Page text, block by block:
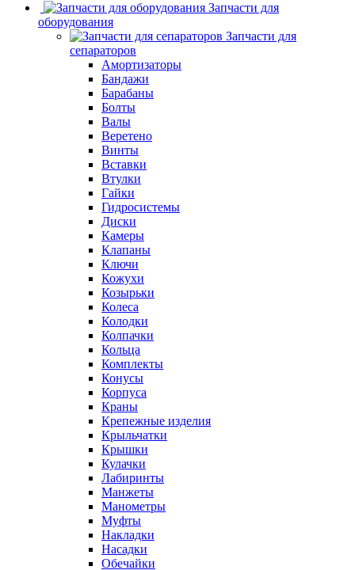
Запчасти для
оборудования
Запчасти для
сепараторов
Амортизаторы
Бандажи
Барабаны
Болты
Валы
Веретено
Винты
Вставки
Втулки
Гайки
Гидросистемы
Диски
Камеры
Клапаны
Ключи
Кожухи
Козырьки
Колеса
Колодки
Колпачки
Кольца
Комплекты
Конусы
Корпуса
Краны
Крепежные изделия
Крыльчатки
Крышки
Кулачки
Лабиринты
Манжеты
Манометры
Муфты
Накладки
Насадки
Обечайки